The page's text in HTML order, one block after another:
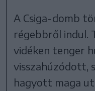
A Csiga-domb
régebbről indul.
vidéken tenger
visszahúzódott,
hagyott maga